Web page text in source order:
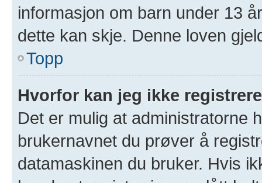
informasjon om barn under 13
dette kan skje. Denne loven
Topp
Hvorfor kan jeg ikke
Det er mulig at administratorne
brukernavnet du prøver å
datamaskinen du bruker. Hvis